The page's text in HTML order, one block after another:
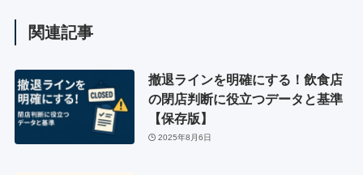
関連記事
撤退ラインを明確にする！飲食店
の閉店判断に役立つデータと基準
【保存版】
2025年8月6日